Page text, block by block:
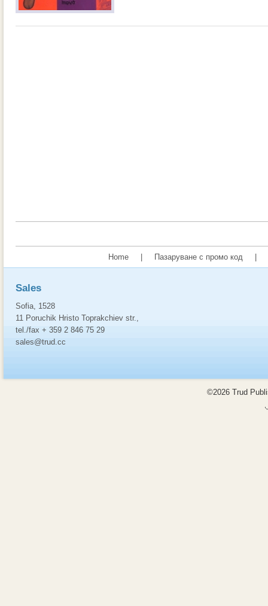
Home Пазаруване с промо код
Sales
Sofia, 1528
11 Poruchik Hristo Toprakchiev str.,
tel./fax + 359 2 846 75 29
sales@trud.cc
©2026 Trud